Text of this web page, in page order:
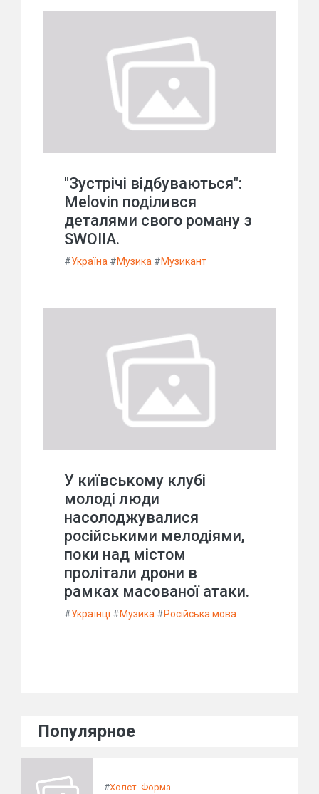
"Зустрічі відбуваються":
Melovin поділився
деталями свого роману з
SWOIIA.
#Україна #Музика #Музикант
У київському клубі
молоді люди
насолоджувалися
російськими мелодіями,
поки над містом
пролітали дрони в
рамках масованої атаки.
#Українці #Музика #Російська мова
Популярное
#Холст. Форма